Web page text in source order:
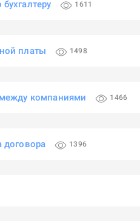
1611
платы 1498
компаниями 1466
договора 1396